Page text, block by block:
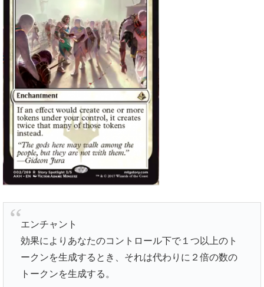
エンチャント
効果によりあなたのコントロール下で１つ以上のト
ークンを生成するとき、それは代わりに２倍の数の
トークンを生成する。